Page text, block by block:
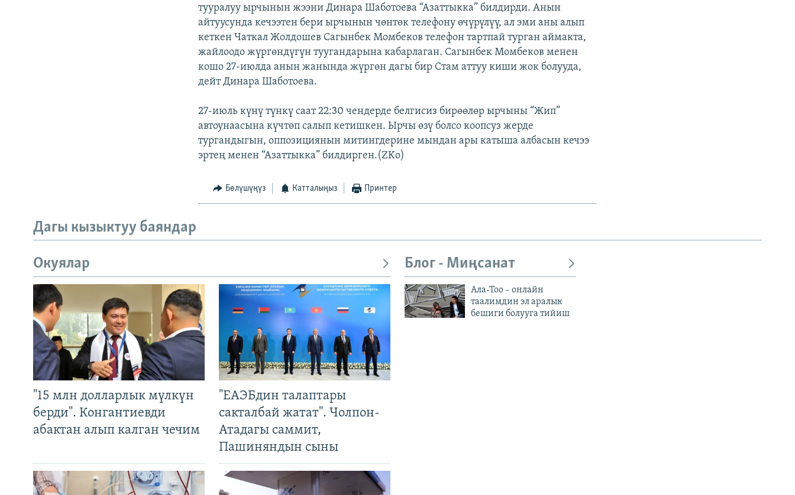
тууралуу ырчынын жээни Динара Шаботоева “Азаттыкка” билдирди. Анын
айтуусунда кечээтен бери ырчынын чөнтөк телефону өчүрүлүү, ал эми аны алып
кеткен Чаткал Жолдошев Сагынбек Момбеков телефон тартпай турган аймакта,
жайлоодо жүргөндүгүн туугандарына кабарлаган. Сагынбек Момбеков менен
кошо 27-июлда анын жанында жүргөн дагы бир Стам аттуу киши жок болууда,
дейт Динара Шаботоева.
27-июль күнү түнкү саат 22:30 чендерде белгисиз бирөөлөр ырчыны “Жип”
автоунаасына күчтөп салып кетишкен. Ырчы өзү болсо коопсуз жерде
тургандыгын, оппозициянын митингдерине мындан ары катыша албасын кечээ
эртең менен “Азаттыкка” билдирген.(ZKo)
Бөлүшүңүз Катталыңыз Принтер
Дагы кызыктуу баяндар
Окуялар
"15 млн долларлык мүлкүн
берди". Конгантиевди
абактан алып калган чечим
"ЕАЭБдин талаптары
сакталбай жатат". Чолпон-
Атадагы саммит,
Пашиняндын сыны
Блог - Миңсанат
Ала-Тоо – онлайн
таалимдин эл аралык
бешиги болууга тийиш